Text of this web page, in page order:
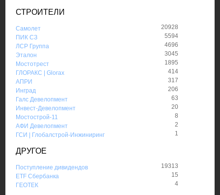
СТРОИТЕЛИ
Самолет
20928
ПИК СЗ
5594
ЛСР Группа
4696
Эталон
3045
Мостотрест
1895
ГЛОРАКС | Glorax
414
АПРИ
317
Инград
206
Галс Девелопмент
63
Инвест-Девелопмент
20
Мостострой-11
8
АФИ Девелопмент
2
ГСИ | Глобалстрой-Инжиниринг
1
ДРУГОЕ
Поступление дивидендов
19313
ETF Сбербанка
15
ГЕОТЕК
4